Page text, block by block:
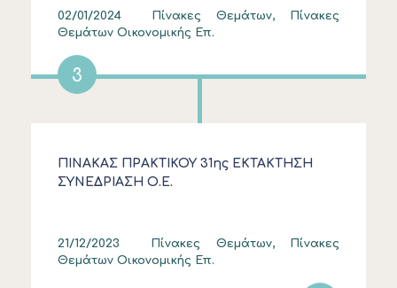
02/01/2024
Πίνακες Θεμάτων, Πίνακες
Θεμάτων Οικονομικής Επ.
3
ΠΙΝΑΚΑΣ ΠΡΑΚΤΙΚΟΥ 31ης ΕΚΤΑΚΤΗΣΗ
ΣΥΝΕΔΡΙΑΣΗ Ο.Ε.
21/12/2023
Πίνακες Θεμάτων, Πίνακες
Θεμάτων Οικονομικής Επ.